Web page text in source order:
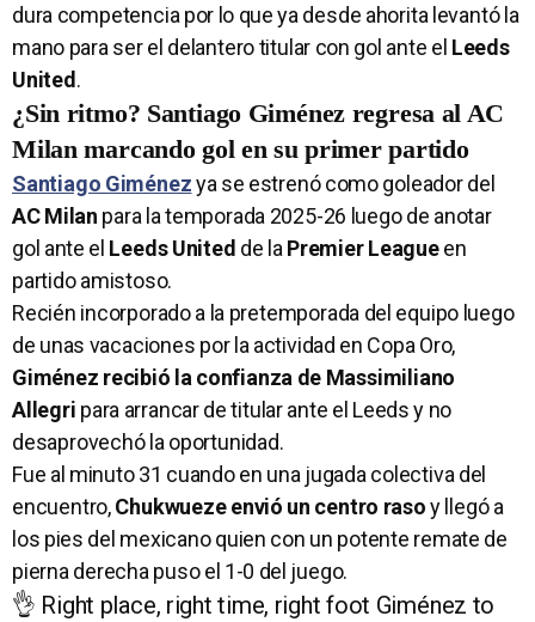
dura competencia por lo que ya desde ahorita levantó la
mano para ser el delantero titular con gol ante el Leeds
United.
¿Sin ritmo? Santiago Giménez regresa al AC
Milan marcando gol en su primer partido
Santiago Giménezya se estrenó como goleador del
AC Milan para la temporada 2025-26 luego de anotar
gol ante el Leeds United de laPremier Leagueen
partido amistoso.
Recién incorporado a la pretemporada del equipo luego
de unas vacaciones por la actividad en Copa Oro,
Giménez recibió la confianza de Massimiliano
Allegri para arrancar de titular ante el Leeds y no
desaprovechó la oportunidad.
Fue al minuto 31 cuando en una jugada colectiva del
encuentro,Chukwueze envió un centro rasoy llegó a
los pies del mexicano quien con un potente remate de
pierna derecha puso el 1-0 del juego.
👌 Right place, right time, right foot Giménez to